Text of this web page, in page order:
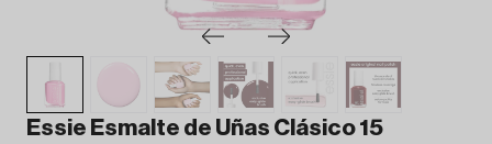
Essie Esmalte de Uñas Clásico 15